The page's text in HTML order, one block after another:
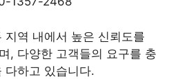
지역 내에서 높은 신뢰도를
, 다양한 고객들의 요구를 충
다하고 있습니다.